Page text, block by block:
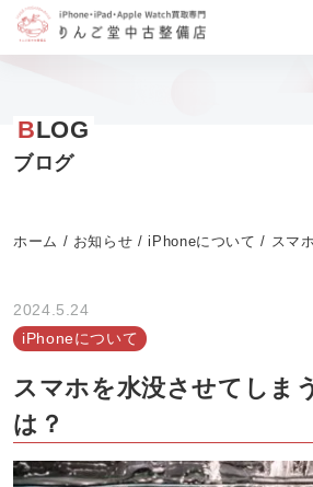
ン
ス
ッ
プ
る
BLOG
ブログ
ホーム / お知らせ /iPhoneについて / スマ
2024.5.24
iPhoneについて
スマホを水没させてしま
は？